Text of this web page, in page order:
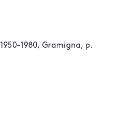
1980, Gramigna, p.